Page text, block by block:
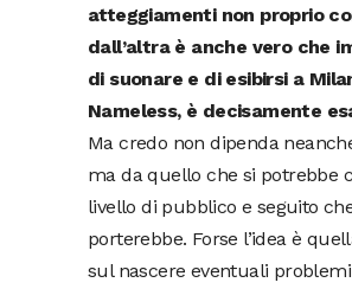
atteggiamenti non proprio
dall’altra è anche vero che
di suonare e di esibirsi a
Nameless, è decisamente
Ma credo non dipenda
ma da quello che si potrebbe
livello di pubblico e seguito
porterebbe. Forse l’idea è
sul nascere eventuali